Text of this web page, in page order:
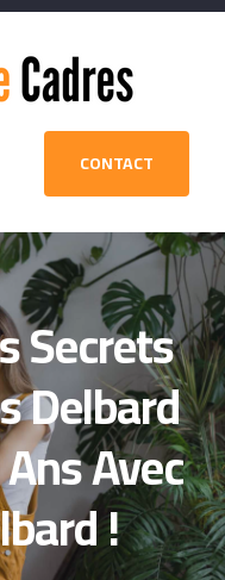
CONTACT
Secrets
Delbard
Avec
!